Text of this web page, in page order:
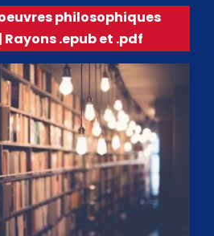
philosophiques
.epub et .pdf